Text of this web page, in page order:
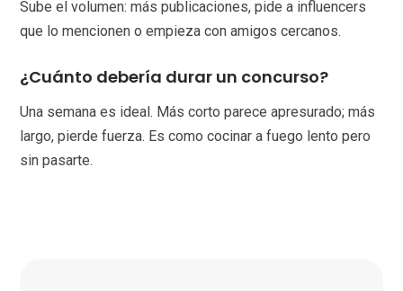
Sube el volumen: más publicaciones, pide a influencers
que lo mencionen o empieza con amigos cercanos.
¿Cuánto debería durar un concurso?
Una semana es ideal. Más corto parece apresurado; más
largo, pierde fuerza. Es como cocinar a fuego lento pero
sin pasarte.